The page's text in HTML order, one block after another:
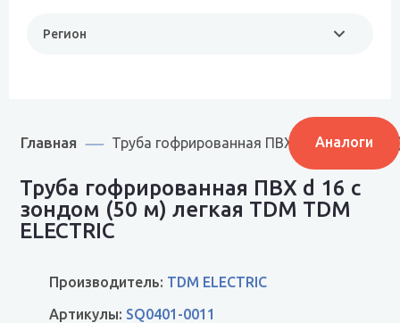
Регион
Главная Труба гофрированная ПВХ d 16 с зондом
Аналоги
Труба гофрированная ПВХ d 16 с
зондом (50 м) легкая TDM TDM
ELECTRIC
Производитель: TDM ELECTRIC
Артикулы: SQ0401-0011